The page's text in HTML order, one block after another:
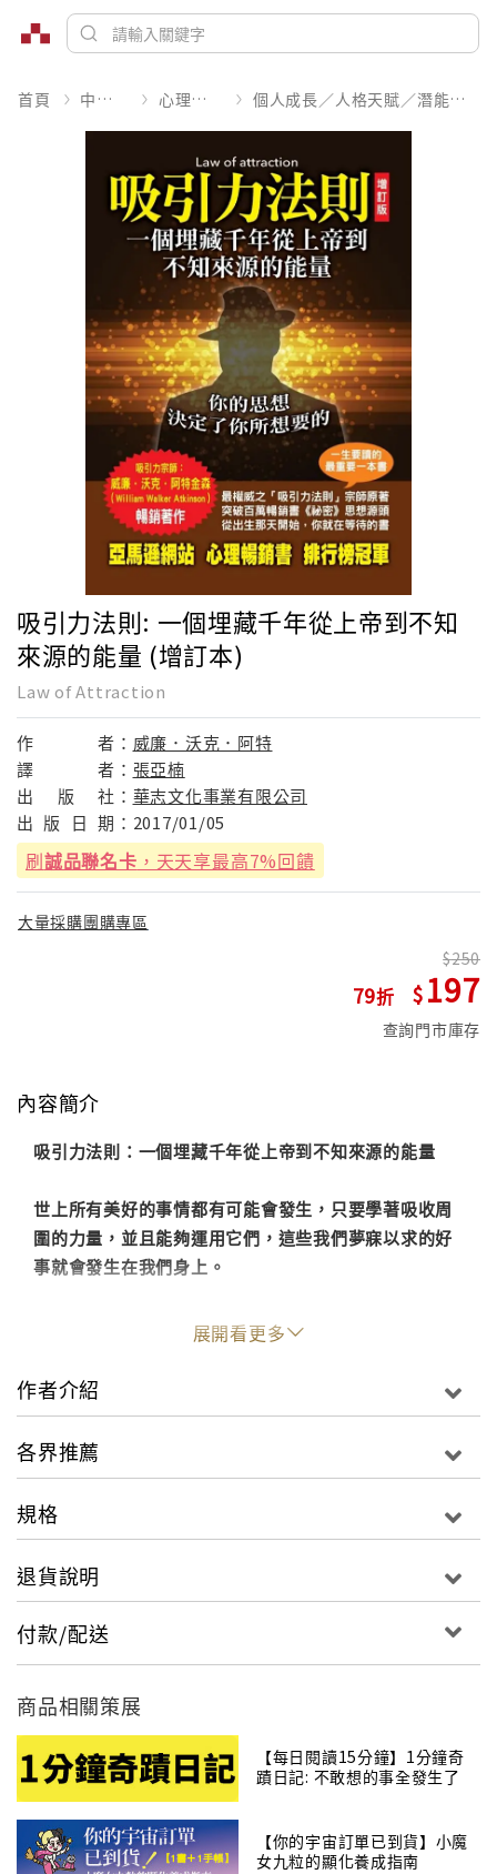
首頁 中文書 心理勵志 個人成長／人格天賦／潛能開發
吸引力法則: 一個埋藏千年從上帝到不知
來源的能量 (增訂本)
Law of Attraction
作 者： 威廉．沃克．阿特
譯
者： 張亞楠
出
版 社： 華志文化事業有限公司
出 版 日 期： 2017/01/05
刷誠品聯名卡 ，天天享最高7%回饋
大量採購團購專區
79
250
197
查詢門市庫存
內容簡介
吸引力法則：一個埋藏千年從上帝到不知來源的能量
世上所有美好的事情都有可能會發生，只要學著吸收周
圍的力量，並且能夠運用它們，這些我們夢寐以求的好
事就會發生在我們身上。
展開看更多
作者介紹
各界推薦
規格
退貨說明
付款/配送
商品相關策展
【每日閱讀15分鐘】1分鐘奇
蹟日記: 不敢想的事全發生了
【你的宇宙訂單已到貨】小魔
女九粒的顯化養成指南